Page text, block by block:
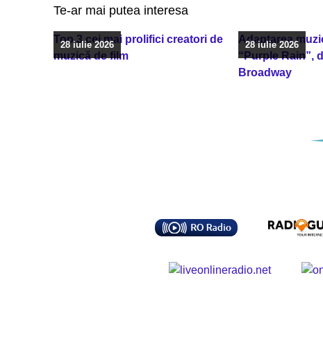
Te-ar mai putea interesa
Top 3 cei mai prolifici creatori de
muzică de film
28 iulie 2026
Adaptarea
“Purple Rain”,
Broadway
28 iulie 2026